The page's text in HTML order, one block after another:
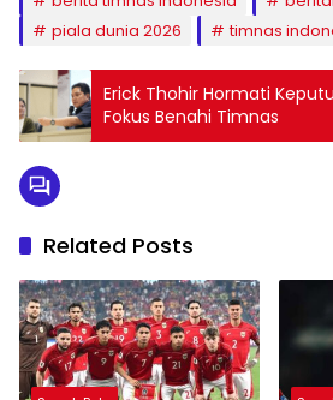
piala dunia 2026
timnas
Erick Thohir Hormati
Fokus Benahi Timnas
Related Posts